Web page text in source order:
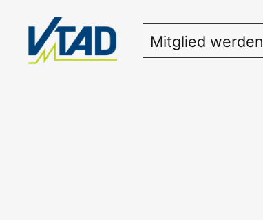
springen
Mitglied werden